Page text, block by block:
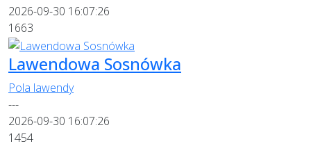
2026-09-30 16:07:26
1663
Lawendowa Sosnówka
Pola lawendy
---
2026-09-30 16:07:26
1454